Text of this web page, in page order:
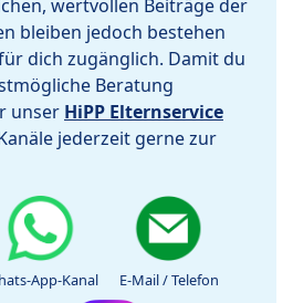
wertvollen Beiträge der
bleiben jedoch bestehen
dich zugänglich. Damit du
Beratung
unser HiPP Elternservice
jederzeit gerne zur
App-Kanal E-Mail / Telefon